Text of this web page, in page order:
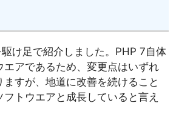
け足で紹介しました。PHP 7自体
エアであるため、変更点はいずれ
ますが、地道に改善を続けること
トウエアと成長していると言え